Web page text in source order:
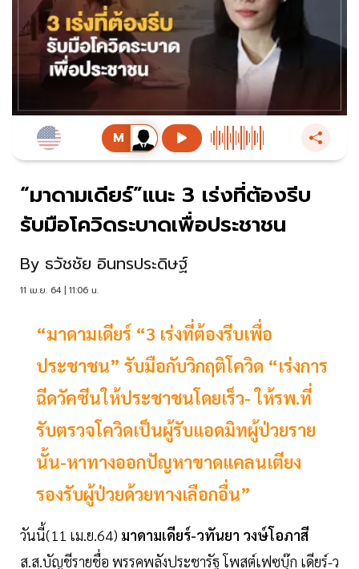
“มาดามเดียร์”แนะ 3 เร่งที่ต้องรีบ
รับมือโควิดระบาดเพื่อประชาชน
By ธวัชชัย อินทรประดิษฐ์
11 เม.ย. 64 | 11:06 น.
“มาดามเดียร์ “3 เร่งที่ต้องรีบเพื่อ
ประชาชน” รับมือกับวิกฤติโควิด “เร่งการ
ฉีดวัคซีนให้ประชาชนโดยเร็ว- ให้รพ.ที่
รับตรวจโควิดเป็นผู้รับแอดมิทผู้ป่วยราย
นั้น-หาทางออกปัญหาขาดแคลนเตียง
รองรับผู้ป่วยด้วยทางเลือกอื่น”
วันนี้(11 เม.ย.64) มาดามเดียร์-วทันยา วงษ์โอภาสี
ส.ส.บัญชีรายชื่อ พรรคพลังประชารัฐ โพสต์เฟซบุ๊ก เดียร์-ว